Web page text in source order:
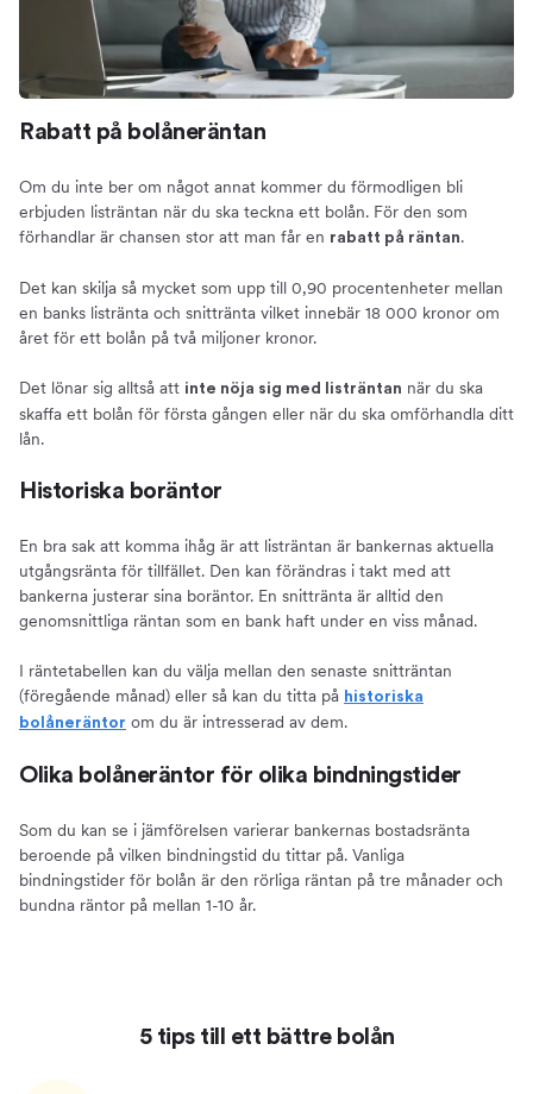
Rabatt på bolåneräntan
Om du inte ber om något annat kommer du förmodligen bli
erbjuden listräntan när du ska teckna ett bolån. För den som
förhandlar är chansen stor att man får en rabatt på räntan.
Det kan skilja så mycket som upp till 0,90 procentenheter mellan
en banks listränta och snittränta vilket innebär 18 000 kronor om
året för ett bolån på två miljoner kronor.
Det lönar sig alltså att inte nöja sig med listräntan när du ska
skaffa ett bolån för första gången eller när du ska omförhandla ditt
lån.
Historiska boräntor
En bra sak att komma ihåg är att listräntan är bankernas aktuella
utgångsränta för tillfället. Den kan förändras i takt med att
bankerna justerar sina boräntor. En snittränta är alltid den
genomsnittliga räntan som en bank haft under en viss månad.
I räntetabellen kan du välja mellan den senaste snitträntan
(föregående månad) eller så kan du titta på historiska
bolåneräntor om du är intresserad av dem.
Olika bolåneräntor för olika bindningstider
Som du kan se i jämförelsen varierar bankernas bostadsränta
beroende på vilken bindningstid du tittar på. Vanliga
bindningstider för bolån är den rörliga räntan på tre månader och
bundna räntor på mellan 1-10 år.
5 tips till ett bättre bolån